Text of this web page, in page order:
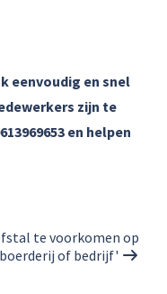
eenvoudig en snel
zijn te
en helpen
te voorkomen op
of bedrijf'